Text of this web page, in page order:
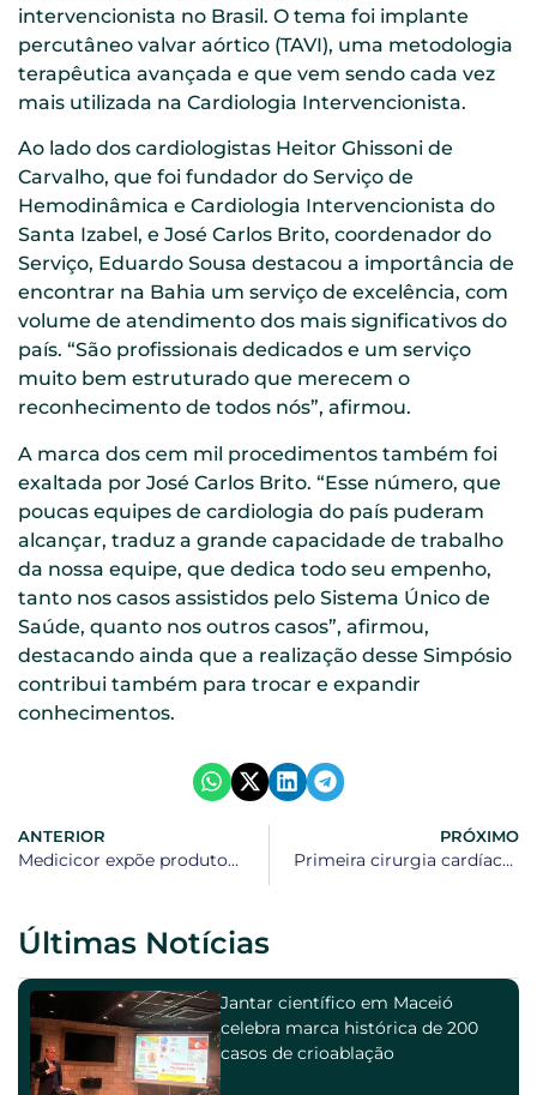
intervencionista no Brasil. O tema foi implante
percutâneo valvar aórtico (TAVI), uma metodologia
terapêutica avançada e que vem sendo cada vez
mais utilizada na Cardiologia Intervencionista.
Ao lado dos cardiologistas Heitor Ghissoni de
Carvalho, que foi fundador do Serviço de
Hemodinâmica e Cardiologia Intervencionista do
Santa Izabel, e José Carlos Brito, coordenador do
Serviço, Eduardo Sousa destacou a importância de
encontrar na Bahia um serviço de excelência, com
volume de atendimento dos mais significativos do
país. “São profissionais dedicados e um serviço
muito bem estruturado que merecem o
reconhecimento de todos nós”, afirmou.
A marca dos cem mil procedimentos também foi
exaltada por José Carlos Brito. “Esse número, que
poucas equipes de cardiologia do país puderam
alcançar, traduz a grande capacidade de trabalho
da nossa equipe, que dedica todo seu empenho,
tanto nos casos assistidos pelo Sistema Único de
Saúde, quanto nos outros casos”, afirmou,
destacando ainda que a realização desse Simpósio
contribui também para trocar e expandir
conhecimentos.
ANTERIOR
Medicicor expõe produtos no 29º Congresso de Cardiologia da Bahia
PRÓXIMO
Primeira cirurgia cardíaca Crioablação focal do Norte/Nordeste
Últimas Notícias
Jantar científico em Maceió
celebra marca histórica de 200
casos de crioablação